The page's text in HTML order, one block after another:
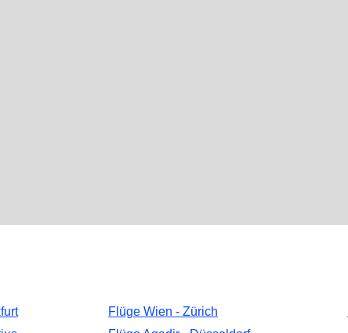
Flüge Wien - Zürich